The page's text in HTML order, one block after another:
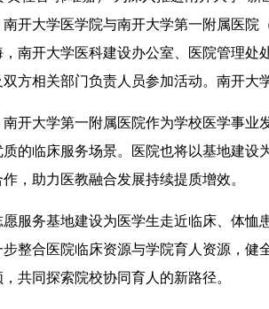
开大学医学院与南开大学第一附属医
南开大学医科建设办公室、医院管理
方相关部门负责人员参加活动。南开大
大学第一附属医院作为学校医学事业
的临床服务场景。医院也将以基地建
，助力医教融合发展持续提质增效。
务基地建设为医学生走近临床、体恤
整合医院临床资源与学院育人资源，
共同探索院校协同育人的新路径。